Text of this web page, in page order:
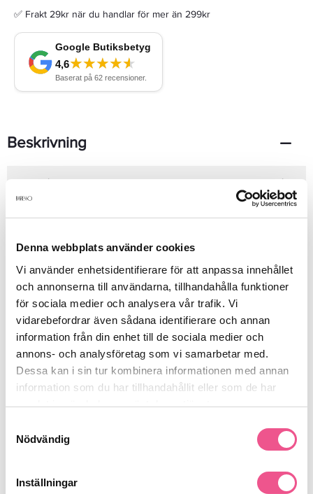
Denna webbplats använder cookies
Vi använder enhetsidentifierare för att anpassa innehållet
och annonserna till användarna, tillhandahålla funktioner
för sociala medier och analysera vår trafik. Vi
vidarebefordrar även sådana identifierare och annan
information från din enhet till de sociala medier och
annons- och analysföretag som vi samarbetar med.
Dessa kan i sin tur kombinera informationen med annan
information som du har tillhandahållit eller som de har
samlat in när du har använt deras tjänster.
Nödvändig
Inställningar
✅ Frakt 29kr när du handlar för mer än 299kr
Beskrivning
Stort hår med massor av volym har aldrig varit lika enkelt att få.
Lemongrass Volume Whip skapar rörlig volym med medium
stark stadga. Citrongräs ger volym medan druvkärneolja ger
Produktdetaljer
Recensioner
Finns i: